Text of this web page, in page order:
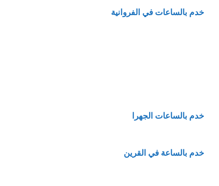
خدم بالساعات في الفروانية
خدم بالساعات الجهرا
خدم بالساعة في القرين